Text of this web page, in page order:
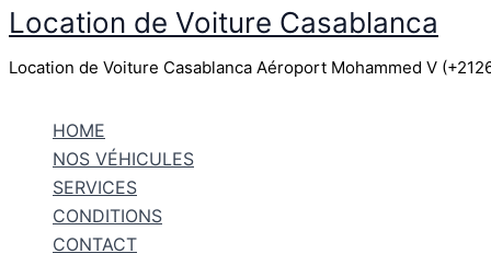
Aller
contenu
Location de Voiture Casablanca
Location de Voiture Casablanca Aéroport Mohammed V
HOME
NOS VÉHICULES
SERVICES
CONDITIONS
CONTACT